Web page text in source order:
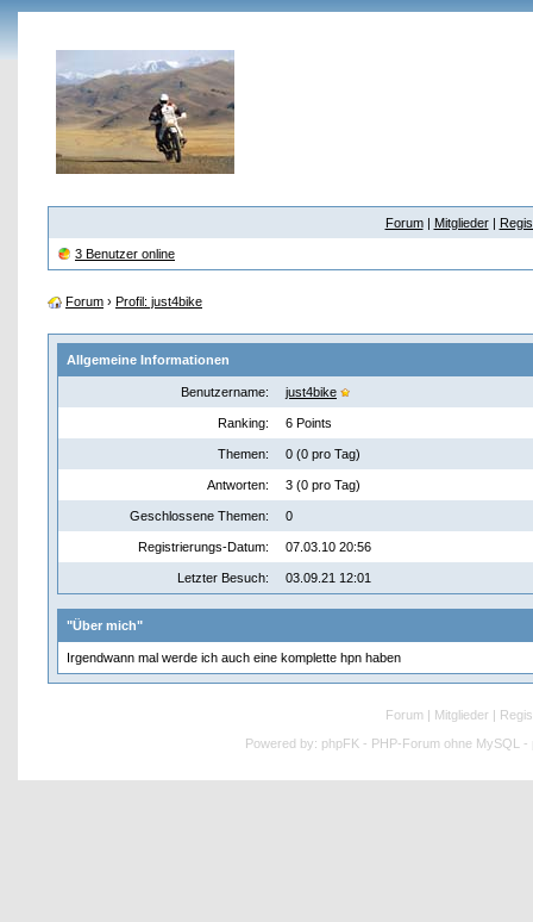
Forum| Mitglieder|
3 Benutzer online
Forum › Profil: just4bike
Allgemeine Informationen
Benutzername: just4bike
Ranking: 6 Points
Themen: 0 (0 pro Tag)
Antworten: 3 (0 pro Tag)
Geschlossene Themen: 0
Registrierungs-Datum: 07.03.10 20:56
Letzter Besuch: 03.09.21 12:01
"Über mich"
Irgendwann mal werde ich auch eine komplette hpn haben
Forum | Mitglieder |
Powered by: phpFK - PHP-Forum ohne MySQL -